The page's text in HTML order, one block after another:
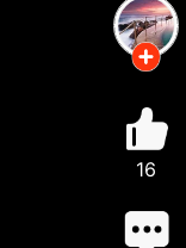
16